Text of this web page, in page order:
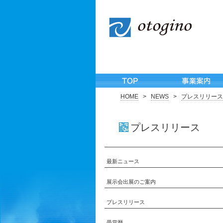
HOME > NEWS > プレスリリース
プレスリリース
最新ニュース
展示会出展のご案内
プレスリリース